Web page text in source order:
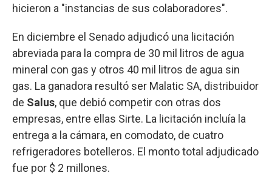
hicieron a "instancias de sus colaboradores".
En diciembre el Senado adjudicó una licitación
abreviada para la compra de 30 mil litros de agua
mineral con gas y otros 40 mil litros de agua sin
gas. La ganadora resultó ser Malatic SA, distribuidor
de Salus, que debió competir con otras dos
empresas, entre ellas Sirte. La licitación incluía la
entrega a la cámara, en comodato, de cuatro
refrigeradores botelleros. El monto total adjudicado
fue por $ 2 millones.